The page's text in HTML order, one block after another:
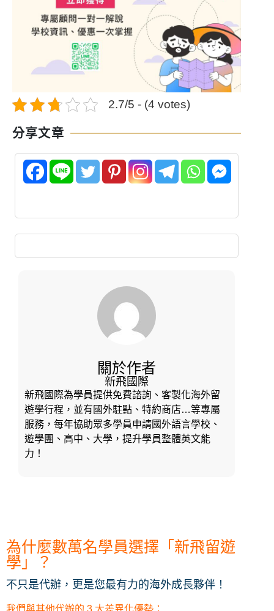
2.7/5 - (4 votes)
分享文章
關於作者
新飛國際
新飛國際為學員提供免費諮詢、客製化海外留
遊學行程，並有國外駐點、特約商店…等專屬
服務，每年協助眾多學員申請國外語言學校、
遊學團、高中、大學，提升學員整體英文能
力！
為什麼數萬名學員選擇「新飛留遊
學」？
不只是代辦，更是您最有力的海外成長夥伴！
我們與其他代辦的 3 大差異化優勢：